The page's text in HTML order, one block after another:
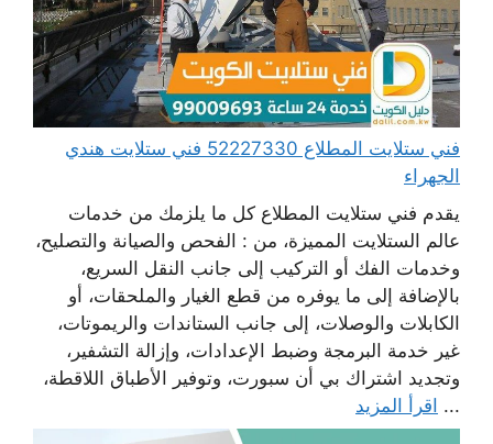
فني ستلايت المطلاع 52227330 فني ستلايت هندي
الجهراء
يقدم فني ستلايت المطلاع كل ما يلزمك من خدمات
عالم الستلايت المميزة، من : الفحص والصيانة والتصليح،
وخدمات الفك أو التركيب إلى جانب النقل السريع،
بالإضافة إلى ما يوفره من قطع الغيار والملحقات، أو
الكابلات والوصلات، إلى جانب الستاندات والريموتات،
غير خدمة البرمجة وضبط الإعدادات، وإزالة التشفير،
وتجديد اشتراك بي أن سبورت، وتوفير الأطباق اللاقطة،
... اقرأ المزيد